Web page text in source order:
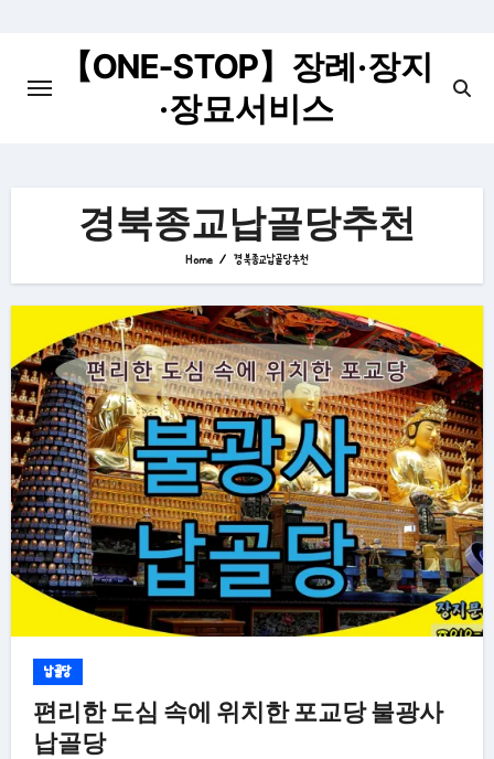
【ONE-STOP】장례·장지
·장묘서비스
경북종교납골당추천
Home 경북종교납골당추천
납골당
편리한 도심 속에 위치한 포교당 불광사
납골당